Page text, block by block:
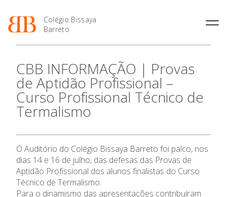
Colégio Bissaya
Barreto
O Colégio
Projeto Educativo
Organização
Colaboradores Docentes
Colaboradores Não
Ofertas de emprego
Regulamentos
Jornal “O Coreto”
Oferta Formativa
Enriquecimento Curricular
Oferta Curricular
Atividades Extracurriculares
Serviços
Letiva
Academia de Línguas
Ensino Profissional
Profissionais
Matrículas
Horários e Manuais
Curso de Técnico de
Curso de Técnico/a de Apoio
à Família e à Comunidade
Ofertas de Emprego
2027
Calendários
Portal do Professor
Portal do Aluno/Encarregado
SIGE
Secretariado de Exames
CBB INFORMAÇÃO | Provas
de Aptidão Profissional –
Curso Profissional Técnico de
Termalismo
O Auditório do Colégio Bissaya Barreto foi palco, nos
dias 14 e 16 de julho, das defesas das Provas de
Aptidão Profissional dos alunos finalistas do Curso
Técnico de Termalismo.
Para o dinamismo das apresentações contribuíram